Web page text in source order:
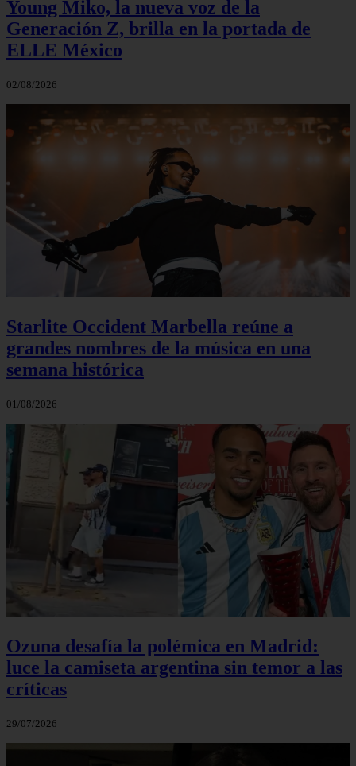
Young Miko, la nueva voz de la
Generación Z, brilla en la portada de
ELLE México
02/08/2026
Starlite Occident Marbella reúne a
grandes nombres de la música en una
semana histórica
01/08/2026
Ozuna desafía la polémica en Madrid:
luce la camiseta argentina sin temor a las
críticas
29/07/2026